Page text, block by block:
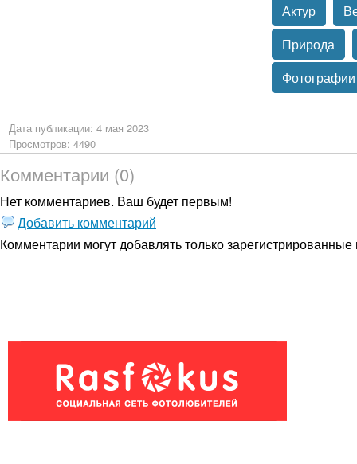
Актур
Природа
Фотографии
Дата публикации: 4 мая 2023
Просмотров: 4490
Комментарии (0)
Нет комментариев. Ваш будет первым!
Добавить комментарий
Комментарии могут добавлять толькозарегистрированные